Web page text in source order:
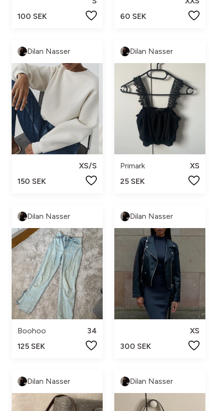
100 SEK
60 SEK
Dilan Nasser
XS/S
150 SEK
Dilan Nasser
Primark
XS
25 SEK
Dilan Nasser
Boohoo
34
125 SEK
Dilan Nasser
XS
300 SEK
Dilan Nasser Dilan Nasser